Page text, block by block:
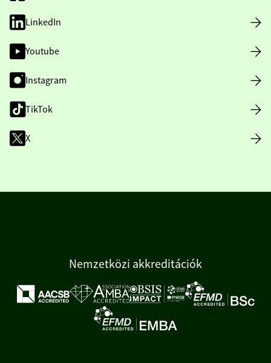
LinkedIn
Youtube
Instagram
TikTok
X
Nemzetközi akkreditációk